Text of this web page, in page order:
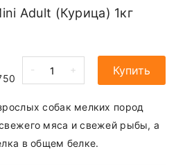
Adult (Курица) 1кг
- + Купить
собак мелких пород
мяса и свежей рыбы, а
в общем белке.